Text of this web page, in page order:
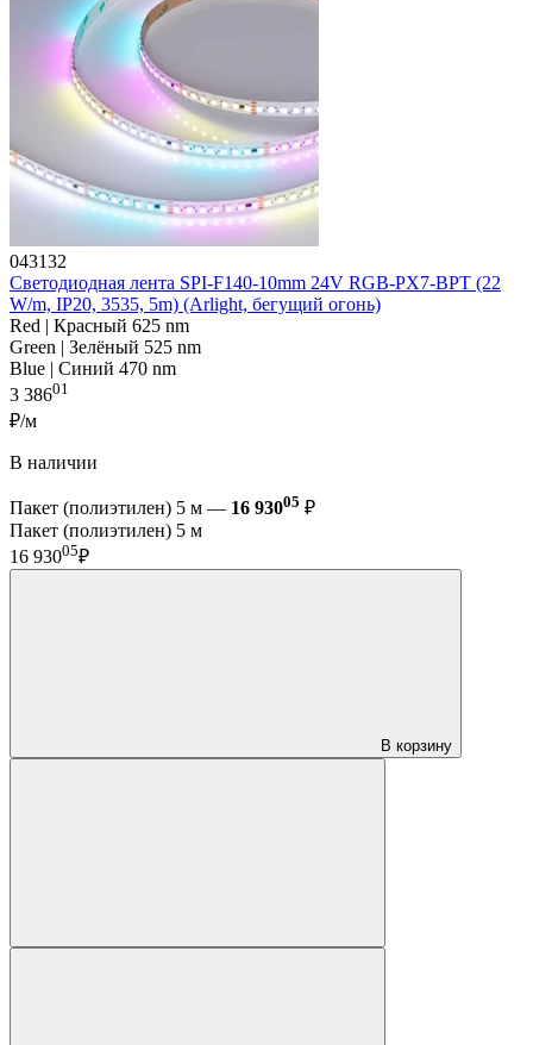
043132
Светодиодная лента SPI-F140-10mm 24V RGB-PX7-BPT (22
W/m, IP20, 3535, 5m) (Arlight, бегущий огонь)
Red | Красный 625 nm
Green | Зелёный 525 nm
Blue | Синий 470 nm
3 38601
₽/м
В наличии
Пакет (полиэтилен) 5 м — 16 93005 ₽
Пакет (полиэтилен) 5 м
16 93005₽
В корзину